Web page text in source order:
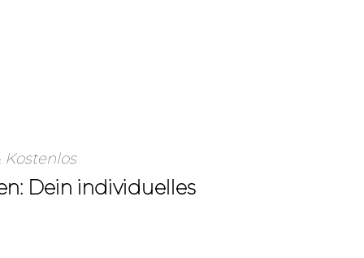
Kostenlos
Dein individuelles